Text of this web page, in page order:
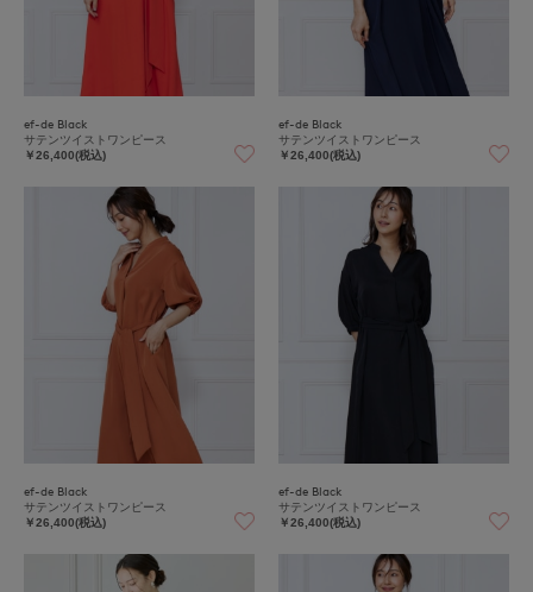
ef-de Black
サテンツイストワンピース
￥26,400(税込)
ef-de Black
サテンツイストワンピース
￥26,400(税込)
ef-de Black
サテンツイストワンピース
￥26,400(税込)
ef-de Black
サテンツイストワンピース
￥26,400(税込)